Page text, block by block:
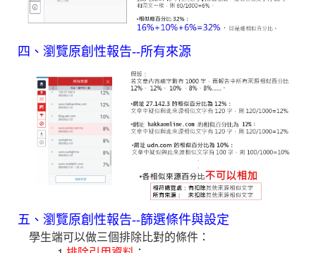
四、瀏覽原創性報告--所有來源
五、瀏覽原創性報告--篩選條件與設定
學生端可以做三個排除比對的條件：